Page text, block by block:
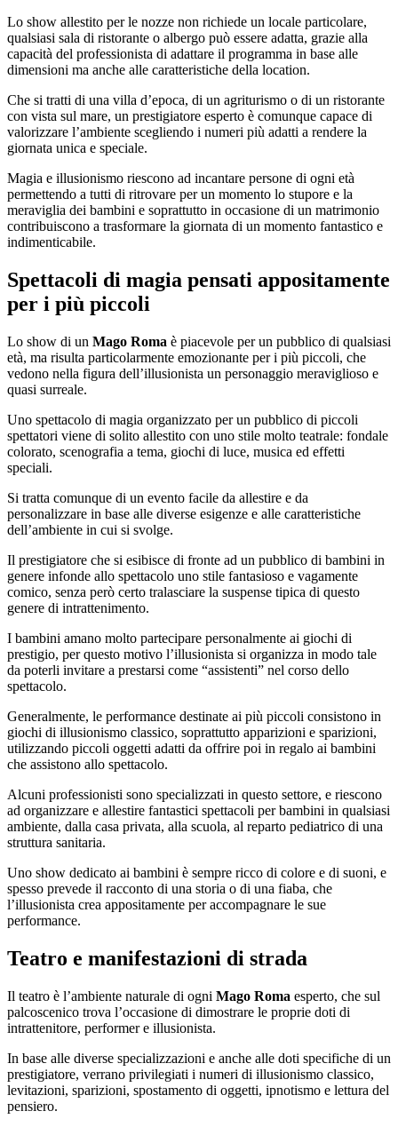
Lo show allestito per le nozze non richiede un locale particolare,
qualsiasi sala di ristorante o albergo può essere adatta, grazie alla
capacità del professionista di adattare il programma in base alle
dimensioni ma anche alle caratteristiche della location.
Che si tratti di una villa d’epoca, di un agriturismo o di un ristorante
con vista sul mare, un prestigiatore esperto è comunque capace di
valorizzare l’ambiente scegliendo i numeri più adatti a rendere la
giornata unica e speciale.
Magia e illusionismo riescono ad incantare persone di ogni età
permettendo a tutti di ritrovare per un momento lo stupore e la
meraviglia dei bambini e soprattutto in occasione di un matrimonio
contribuiscono a trasformare la giornata di un momento fantastico e
indimenticabile.
Spettacoli di magia pensati appositamente
per i più piccoli
Lo show di un Mago Roma è piacevole per un pubblico di qualsiasi
età, ma risulta particolarmente emozionante per i più piccoli, che
vedono nella figura dell’illusionista un personaggio meraviglioso e
quasi surreale.
Uno spettacolo di magia organizzato per un pubblico di piccoli
spettatori viene di solito allestito con uno stile molto teatrale: fondale
colorato, scenografia a tema, giochi di luce, musica ed effetti
speciali.
Si tratta comunque di un evento facile da allestire e da
personalizzare in base alle diverse esigenze e alle caratteristiche
dell’ambiente in cui si svolge.
Il prestigiatore che si esibisce di fronte ad un pubblico di bambini in
genere infonde allo spettacolo uno stile fantasioso e vagamente
comico, senza però certo tralasciare la suspense tipica di questo
genere di intrattenimento.
I bambini amano molto partecipare personalmente ai giochi di
prestigio, per questo motivo l’illusionista si organizza in modo tale
da poterli invitare a prestarsi come “assistenti” nel corso dello
spettacolo.
Generalmente, le performance destinate ai più piccoli consistono in
giochi di illusionismo classico, soprattutto apparizioni e sparizioni,
utilizzando piccoli oggetti adatti da offrire poi in regalo ai bambini
che assistono allo spettacolo.
Alcuni professionisti sono specializzati in questo settore, e riescono
ad organizzare e allestire fantastici spettacoli per bambini in qualsiasi
ambiente, dalla casa privata, alla scuola, al reparto pediatrico di una
struttura sanitaria.
Uno show dedicato ai bambini è sempre ricco di colore e di suoni, e
spesso prevede il racconto di una storia o di una fiaba, che
l’illusionista crea appositamente per accompagnare le sue
performance.
Teatro e manifestazioni di strada
Il teatro è l’ambiente naturale di ogni Mago Roma esperto, che sul
palcoscenico trova l’occasione di dimostrare le proprie doti di
intrattenitore, performer e illusionista.
In base alle diverse specializzazioni e anche alle doti specifiche di un
prestigiatore, verrano privilegiati i numeri di illusionismo classico,
levitazioni, sparizioni, spostamento di oggetti, ipnotismo e lettura del
pensiero.